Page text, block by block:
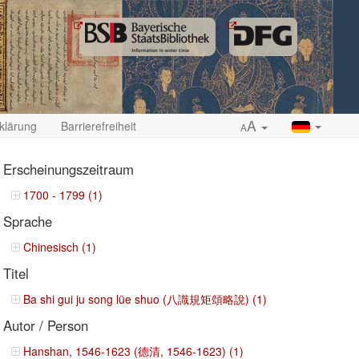
Barrierefreiheit AA
Erscheinungszeitraum
1700 - 1799 (1)
Sprache
Chinesisch (1)
Titel
Ba shi gui ju song lüe shuo (八識規矩頌略說) (1)
Autor / Person
Hanshan, 1546-1623 (德清, 1546-1623) (1)